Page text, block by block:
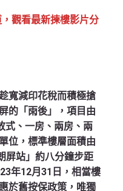
觀看最新揀樓影片分
寬減印花稅而積極搶
的「雨後」，項目由
式、一房、兩房、兩
位，標準樓層面積由
屏站」約八分鐘步距
年12月31日，相當樓
於舊按保政策，唯獨